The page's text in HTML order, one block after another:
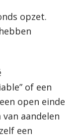
opzet.
of een
open einde
aandelen
een